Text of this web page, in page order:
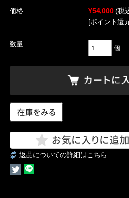
価格: ¥54,000 (税
[ポイント還
数量:
個
返品についての詳細はこちら